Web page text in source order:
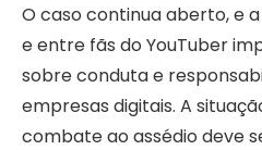
O caso continua aberto, e
e entre fãs do YouTuber
sobre conduta e
empresas digitais. A
combate ao assédio deve